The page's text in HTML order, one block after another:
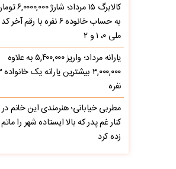
کالابرگ ۱۵ مرداد؛ شارژ
به حساب خانوده ۶ نفره با رقم آخر کد
ملی ۰، ۱ و ۲
یارانه مرداد؛ واریز ۵,۴۰۰,۰۰۰ به علاوه
۳,۰۰۰,۰۰۰
نفره
مطربی خیابانی؛ هنرمندی این خانم در
کنار غم پدر که بالا ایستاده شهر را ماتم
زده کرد